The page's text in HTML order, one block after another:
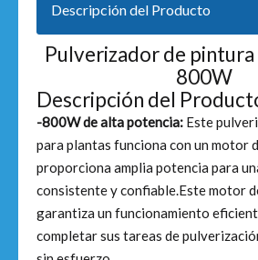
Descripción del Producto
Pulverizador de
800W
Descripción del
-800W de alta potencia: Este
para plantas funciona con un motor
proporciona amplia potencia para
consistente y confiable.Este motor
garantiza un funcionamiento
completar sus tareas de